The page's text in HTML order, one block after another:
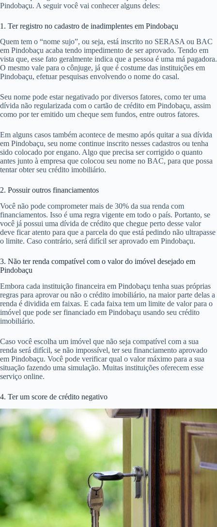
Pindobaçu. A seguir você vai conhecer alguns deles:
1. Ter registro no cadastro de inadimplentes em Pindobaçu
Quem tem o “nome sujo”, ou seja, está inscrito no SERASA ou BAC
em Pindobaçu acaba tendo impedimento de ser aprovado. Tendo em
vista que, esse fato geralmente indica que a pessoa é uma má pagadora.
O mesmo vale para o cônjuge, já que é costume das instituições em
Pindobaçu, efetuar pesquisas envolvendo o nome do casal.
Seu nome pode estar negativado por diversos fatores, como ter uma
dívida não regularizada com o cartão de crédito em Pindobaçu, assim
como por ter emitido um cheque sem fundos, entre outros fatores.
Em alguns casos também acontece de mesmo após quitar a sua dívida
em Pindobaçu, seu nome continue inscrito nesses cadastros ou tenha
sido colocado por engano. Algo que precisa ser corrigido o quanto
antes junto à empresa que colocou seu nome no BAC, para que possa
tentar obter seu crédito imobiliário.
2. Possuir outros financiamentos
Você não pode comprometer mais de 30% da sua renda com
financiamentos. Isso é uma regra vigente em todo o país. Portanto, se
você já possui uma dívida de crédito que chegue perto desse valor
deve ficar atento para que a parcela do que está pedindo não ultrapasse
o limite. Caso contrário, será difícil ser aprovado em Pindobaçu.
3. Não ter renda compatível com o valor do imóvel desejado em
Pindobaçu
Embora cada instituição financeira em Pindobaçu tenha suas próprias
regras para aprovar ou não o crédito imobiliário, na maior parte delas a
renda é dividida em faixas. E cada faixa tem um limite de valor para o
imóvel que pode ser financiado em Pindobaçu usando seu crédito
imobiliário.
Caso você escolha um imóvel que não seja compatível com a sua
renda será difícil, se não impossível, ter seu financiamento aprovado
em Pindobaçu. Você pode verificar qual o valor máximo para a sua
situação fazendo uma simulação. Muitas instituições oferecem esse
serviço online.
4. Ter um score de crédito negativo